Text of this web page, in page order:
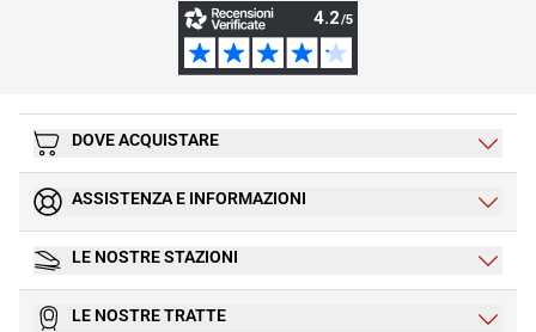
DOVE ACQUISTARE
ASSISTENZA E INFORMAZIONI
LE NOSTRE STAZIONI
LE NOSTRE TRATTE